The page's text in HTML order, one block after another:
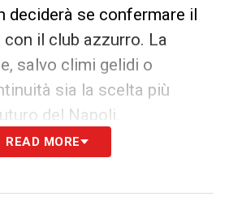
deciderà se confermare il
il club azzurro. La
salvo climi gelidi o
sia la scelta più
del Napoli.
READ MORE